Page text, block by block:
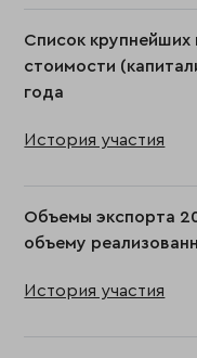
Список
стоимости
года
История участия
Объемы экспорта
объему
История участия